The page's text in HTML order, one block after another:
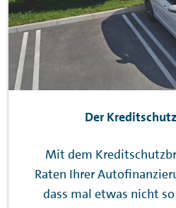
Der
Mit dem
Raten Ihrer
dass mal etwas nicht